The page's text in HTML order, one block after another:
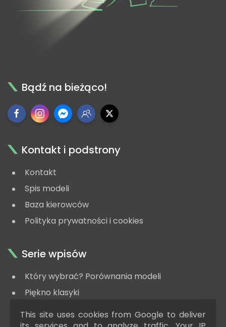
Bądź na bieżąco!
Kontakt i podstrony
Kontakt
Spis modeli
Baza kierowców
Polityka prywatności i cookies
Serie wpisów
Który wybrać? Porównania modeli
Piękno klasyki
#zaGrosze - modele za niską cenę
Poradnik kolekcjonera
This site uses cookies from Google to deliver